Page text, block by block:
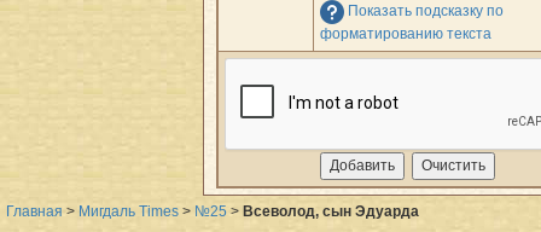
Показать подсказку по
форматированию текста
Главная > Мигдаль Times > №25 > Всеволод, сын Эдуарда